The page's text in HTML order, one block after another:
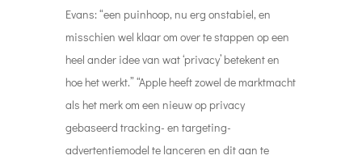
Evans: “een puinhoop, nu erg onstabiel, en
misschien wel klaar om over te stappen op een
heel ander idee van wat ‘privacy’ betekent en
hoe het werkt.” “Apple heeft zowel de marktmacht
als het merk om een ​​nieuw op privacy
gebaseerd tracking- en targeting-
advertentiemodel te lanceren en dit aan te